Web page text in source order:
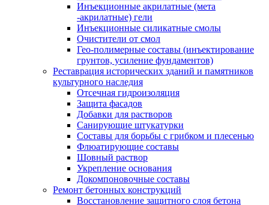
Инъекционные акрилатные (мета
-акрилатные) гели
Инъекционные силикатные смолы
Очистители от смол
Гео-полимерные составы (инъектирование
грунтов, усиление фундаментов)
Реставрация исторических зданий и памятников
культурного наследия
Отсечная гидроизоляция
Защита фасадов
Добавки для растворов
Санирующие штукатурки
Составы для борьбы с грибком и плесенью
Флюатирующие составы
Шовный раствор
Укрепление основания
Докомпоновочные составы
Ремонт бетонных конструкций
Восстановление защитного слоя бетона